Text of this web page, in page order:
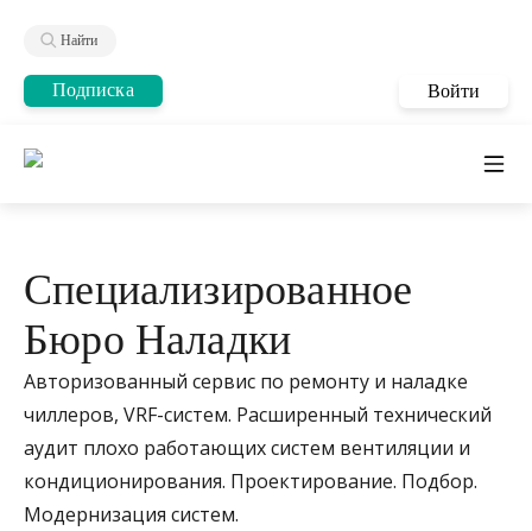
Найти
Подписка Войти
Специализированное
Бюро Наладки
Авторизованный сервис по ремонту и наладке
чиллеров, VRF-систем. Расширенный технический
аудит плохо работающих систем вентиляции и
кондиционирования. Проектирование. Подбор.
Модернизация систем.